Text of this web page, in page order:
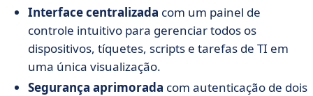
Interface centralizada com um painel de
controle intuitivo para gerenciar todos os
dispositivos, tíquetes, scripts e tarefas de TI em
uma única visualização.
Segurança aprimorada com autenticação de dois